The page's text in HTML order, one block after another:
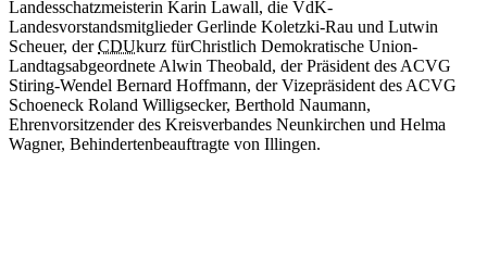
Landesschatzmeisterin Karin Lawall, die VdK-
Landesvorstandsmitglieder Gerlinde Koletzki-Rau und Lutwin
Scheuer, derCDUkurz fürChristlich Demokratische Union-
Landtagsabgeordnete Alwin Theobald, der Präsident des ACVG
Stiring-Wendel Bernard Hoffmann, der Vizepräsident des ACVG
Schoeneck Roland Willigsecker, Berthold Naumann,
Ehrenvorsitzender des Kreisverbandes Neunkirchen und Helma
Wagner, Behindertenbeauftragte von Illingen.